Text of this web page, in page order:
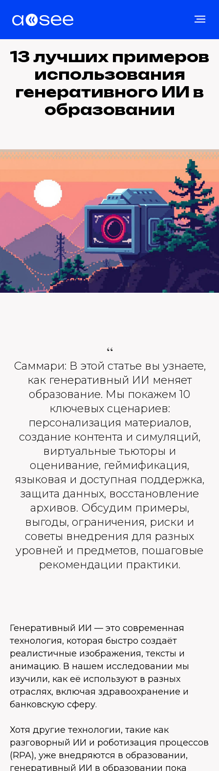
13 лучших примеров
использования
генеративного ИИ в
образовании
“
Саммари: В этой статье вы узнаете,
как генеративный ИИ меняет
образование. Мы покажем 10
ключевых сценариев:
персонализация материалов,
создание контента и симуляций,
виртуальные тьюторы и
оценивание, геймификация,
языковая и доступная поддержка,
защита данных, восстановление
архивов. Обсудим примеры,
выгоды, ограничения, риски и
советы внедрения для разных
уровней и предметов, пошаговые
рекомендации практики.
Генеративный ИИ — это современная
технология, которая быстро создаёт
реалистичные изображения, тексты и
анимацию. В нашем исследовании мы
изучили, как её используют в разных
отраслях, включая здравоохранение и
банковскую сферу.
Хотя другие технологии, такие как
разговорный ИИ и роботизация процессов
(RPA), уже внедряются в образовании,
генеративный ИИ в образовании пока